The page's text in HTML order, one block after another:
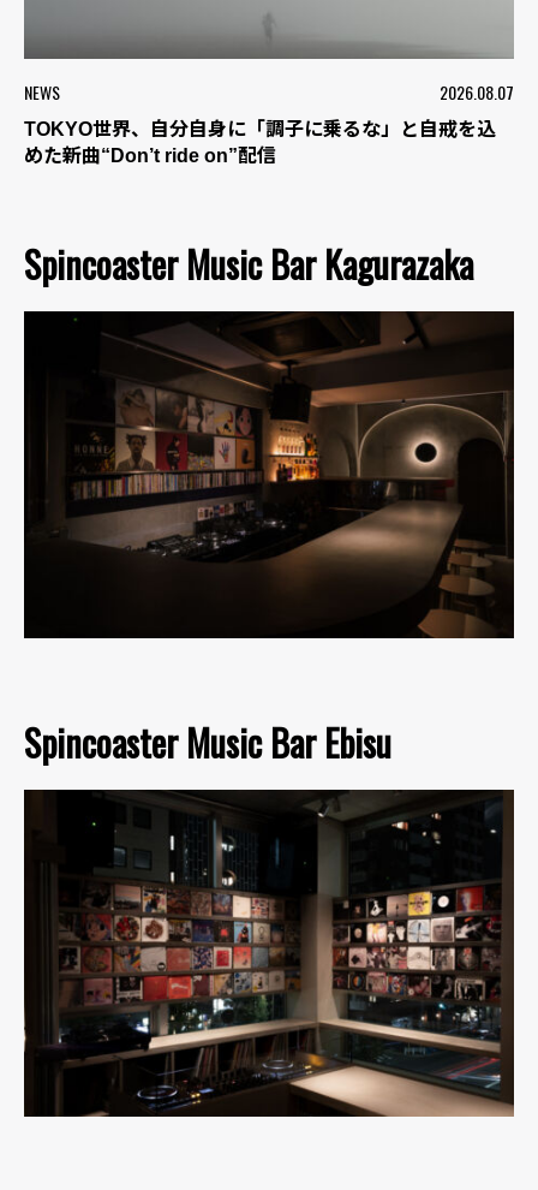
NEWS 2026.08.07
TOKYO世界、自分自身に「調子に乗るな」と自戒を込
めた新曲“Don’t ride on”配信
Spincoaster Music Bar Kagurazaka
Spincoaster Music Bar Ebisu